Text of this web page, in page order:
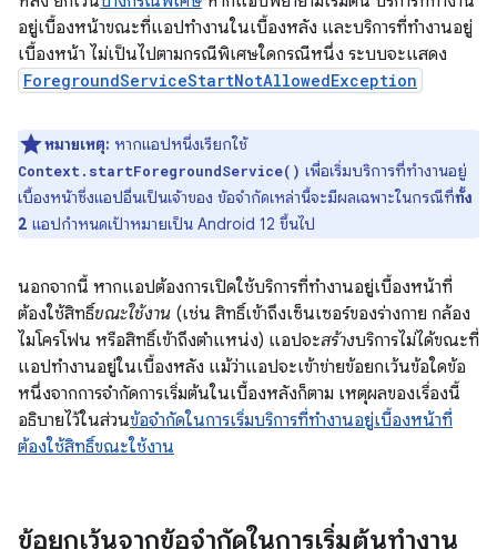
อยู่เบื้องหน้าขณะที่แอปทำงานในเบื้องหลัง และบริการที่ทำงานอยู่
เบื้องหน้า ไม่เป็นไปตามกรณีพิเศษใดกรณีหนึ่ง ระบบจะแสดง
ForegroundServiceStartNotAllowedException
หมายเหตุ: หากแอปหนึ่งเรียกใช้
Context.startForegroundService() เพื่อเริ่มบริการที่ทำงานอยู่
เบื้องหน้าซึ่งแอปอื่นเป็นเจ้าของ ข้อจำกัดเหล่านี้จะมีผลเฉพาะในกรณีที่ทั้ง
2 แอปกำหนดเป้าหมายเป็น Android 12 ขึ้นไป
นอกจากนี้ หากแอปต้องการเปิดใช้บริการที่ทำงานอยู่เบื้องหน้าที่
ต้องใช้สิทธิ์ขณะใช้งาน (เช่น สิทธิ์เข้าถึงเซ็นเซอร์ของร่างกาย กล้อง
ไมโครโฟน หรือสิทธิ์เข้าถึงตำแหน่ง) แอปจะสร้างบริการไม่ได้ขณะที่
แอปทำงานอยู่ในเบื้องหลัง แม้ว่าแอปจะเข้าข่ายข้อยกเว้นข้อใดข้อ
หนึ่งจากการจำกัดการเริ่มต้นในเบื้องหลังก็ตาม เหตุผลของเรื่องนี้
อธิบายไว้ในส่วนข้อจำกัดในการเริ่มบริการที่ทำงานอยู่เบื้องหน้าที่
ต้องใช้สิทธิ์ขณะใช้งาน
ข้อยกเว้นจากข้อจำกัดในการเริ่มต้นทำงาน